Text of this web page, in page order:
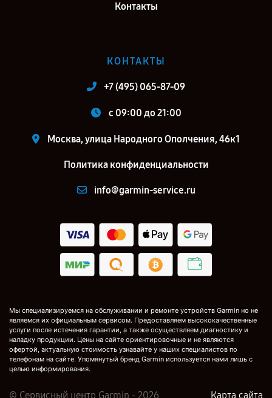
Контакты
КОНТАКТЫ
+7 (495) 065-87-09
c 09:00 до 21:00
Москва, улица Народного Ополчения, 46к1
Политика конфиденциальности
info@garmin-service.ru
Мы специализируемся на обслуживании и ремонте устройств Garmin но не
являемся их официальным сервисом. Предоставляем высококачественные
услуги после истечения гарантии, а также осуществляем диагностику и
наладку продукции. Цены на сайте ориентировочные и не являются
офертой, актуальную стоимость узнавайте у наших специалистов по
телефонам на сайте. Упомянутый бренд Garmin используется нами лишь с
целью информирования.
© Сервисный центр Garmin - 2026 Карта сайта